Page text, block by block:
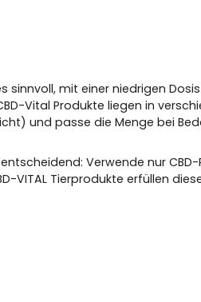
sinnvoll, mit einer niedrigen
Vital Produkte liegen in
und passe die Menge bei
Verwende nur
VITAL Tierprodukte erfüllen